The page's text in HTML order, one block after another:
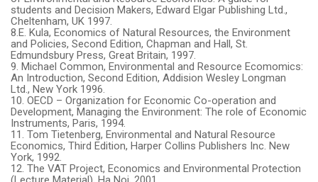
students and Decision Makers, Edward Elgar Publishing Ltd.,
Cheltenham, UK 1997.
8.E. Kula, Economics of Natural Resources, the Environment
and Policies, Second Edition, Chapman and Hall, St.
Edmundsbury Press, Great Britain, 1997.
9. Michael Common, Environmental and Resource Ecomomics:
An Introduction, Second Edition, Addision Wesley Longman
Ltd., New York 1996.
10. OECD – Organization for Economic Co-operation and
Development, Managing the Environment: The role of Economic
Instruments, Paris, 1994.
11. Tom Tietenberg, Environmental and Natural Resource
Economics, Third Edition, Harper Collins Publishers Inc. New
York, 1992.
12. The VAT Project, Economics and Environmental Protection